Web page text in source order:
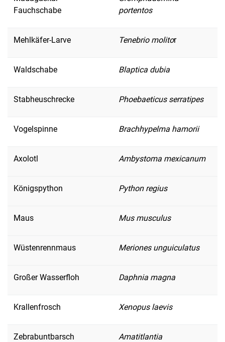
Fauchschabe
portentos
Mehlkäfer-Larve Tenebrio molitor
Waldschabe Blaptica dubia
Stabheuschrecke Phoebaeticus serratipes
Vogelspinne Brachhypelma hamorii
Axolotl Ambystoma mexicanum
Königspython Python regius
Maus Mus musculus
Wüstenrennmaus Meriones unguiculatus
Großer Wasserfloh Daphnia magna
Krallenfrosch Xenopus laevis
Zebrabuntbarsch
Amatitlantia